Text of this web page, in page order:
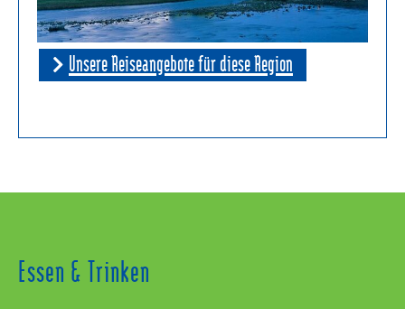
Unsere Reiseangebote für diese Region
Essen & Trinken